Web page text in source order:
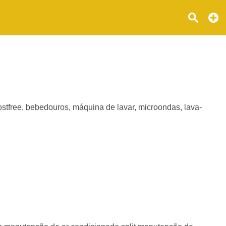
bebedouros, máquina de lavar, microondas, lava-